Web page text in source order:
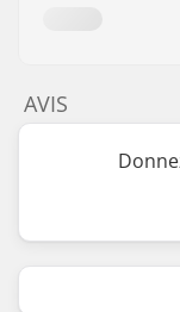
AVIS